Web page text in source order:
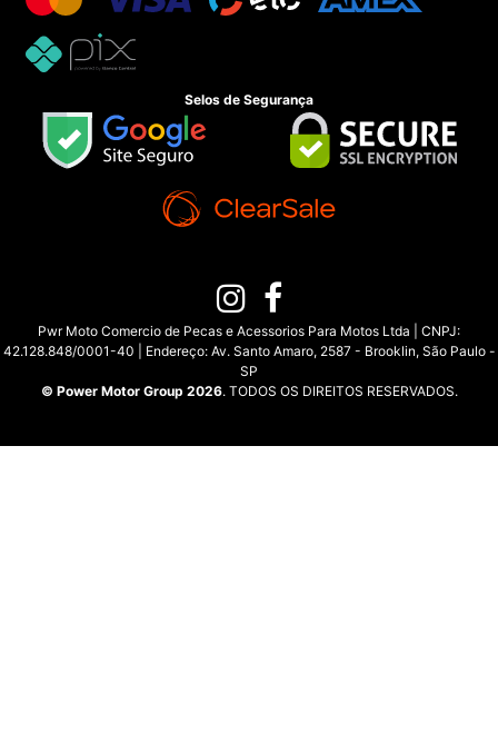
Selos de Segurança
Pwr Moto Comercio de Pecas e Acessorios Para Motos Ltda | CNPJ:
42.128.848/0001-40 | Endereço: Av. Santo Amaro, 2587 - Brooklin, São Paulo -
SP
© Power Motor Group 2026. TODOS OS DIREITOS RESERVADOS.